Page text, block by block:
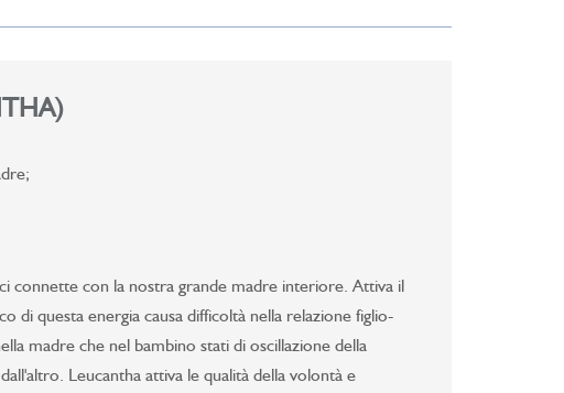
connette con la nostra grande madre interiore. Attiva il
di questa energia causa difficoltà nella relazione figlio-
madre che nel bambino stati di oscillazione della
Leucantha attiva le qualità della volontà e